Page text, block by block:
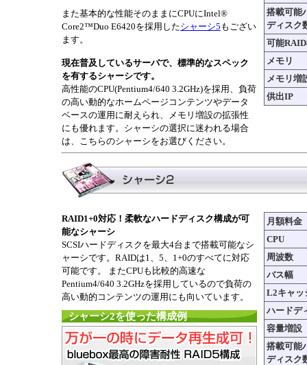
また基本的な性能そのままにCPUにIntel®
Core2™Duo E6420を採用したシャーシ5 もござい
ます。
現在普及しているサーバで、標準的なスペック
を有するシャーシです。
高性能のCPU(Pentium4/640 3.2GHz)を採用、負荷
の高い動的なホームページコンテンツやデータ
ベースの運用に耐えられ、メモリ増設の拡張性
にも優れます。シャーシの選択に迷われる場合
は、こちらのシャーシをお選びください。
搭載可能
ディスク
可能
メモリ
メモリ増
供出IP
RAID1+0対応！柔軟なハードディスク構成が可
能なシャーシ
SCSIハードディスクを最大4台まで搭載可能なシ
ャーシです。RAIDは1、5、1+0のすべてに対応
可能です。 またCPUも比較的高速な
Pentium4/640 3.2GHzを採用しているので負荷の
高い動的コンテンツの運用にも向いています。
シャーシ2を使った構成例
月額料金
CPU
周波数
バス幅
L2キャッ
ハードデ
容量増設
搭載可能
ディスク